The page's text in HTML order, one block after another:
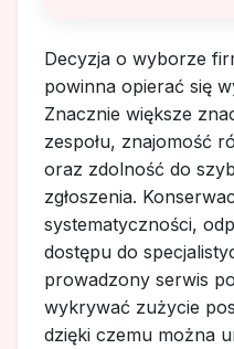
Decyzja o wyborze
powinna opierać się
Znacznie większe
zespołu, znajomość
oraz zdolność do
zgłoszenia.
systematyczności,
dostępu do
prowadzony serwis
wykrywać zużycie
dzięki czemu można